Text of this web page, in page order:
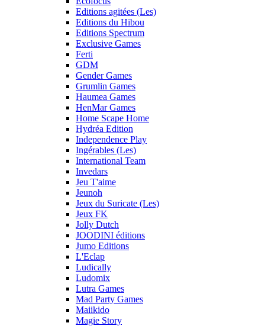
Editions agitées (Les)
Editions du Hibou
Editions Spectrum
Exclusive Games
Ferti
GDM
Gender Games
Grumlin Games
Haumea Games
HenMar Games
Home Scape Home
Hydréa Edition
Independence Play
Ingérables (Les)
International Team
Invedars
Jeu T'aime
Jeunoh
Jeux du Suricate (Les)
Jeux FK
Jolly Dutch
JOODINI éditions
Jumo Editions
L'Eclap
Ludically
Ludomix
Lutra Games
Mad Party Games
Maiikido
Magie Story